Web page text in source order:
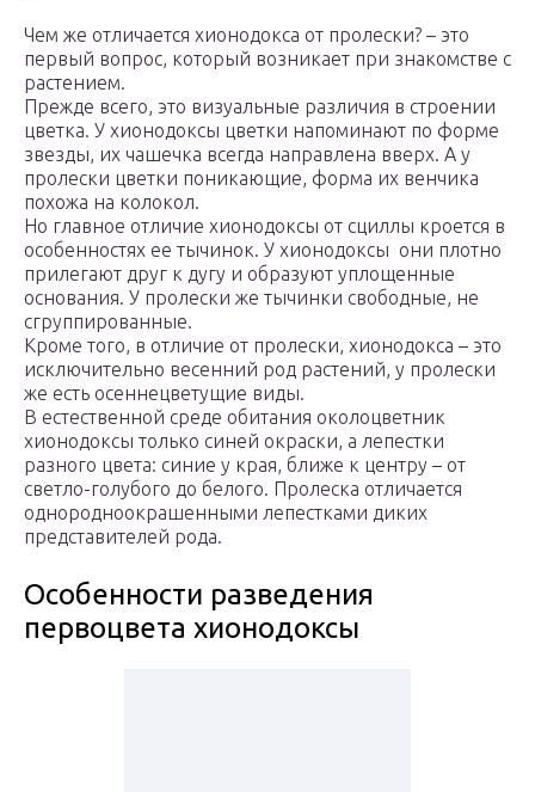
Чем же отличается хионодокса от пролески? – это
первый вопрос, который возникает при знакомстве с
растением.
Прежде всего, это визуальные различия в строении
цветка. У хионодоксы цветки напоминают по форме
звезды, их чашечка всегда направлена вверх. А у
пролески цветки поникающие, форма их венчика
похожа на колокол.
Но главное отличие хионодоксы от сциллы кроется в
особенностях ее тычинок. У хионодоксы они плотно
прилегают друг к дугу и образуют уплощенные
основания. У пролески же тычинки свободные, не
сгруппированные.
Кроме того, в отличие от пролески, хионодокса – это
исключительно весенний род растений, у пролески
же есть осеннецветущие виды.
В естественной среде обитания околоцветник
хионодоксы только синей окраски, а лепестки
разного цвета: синие у края, ближе к центру – от
светло-голубого до белого. Пролеска отличается
однородноокрашенными лепестками диких
представителей рода.
Особенности разведения
первоцвета хионодоксы